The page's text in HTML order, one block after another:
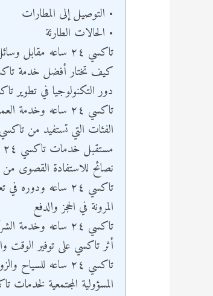
• التوصيل إلى المطارات
• الحالات الطارئة
تاكسي ٢٤ ساعه مقابل وسائل النقل الأخرى
كيف تختار أفضل خدمة تاكسي ٢٤
دور التكنولوجيا في تطوير تاكسي ٢٤
تاكسي ٢٤ ساعه وخدمة العملاء
الفئات التي تستفيد من تاكسي ٢٤ ساعه
مستقبل خدمات تاكسي ٢٤ ساعه
نصائح للاستفادة القصوى من
تاكسي ٢٤ ساعه ودوره في تعزيز الأمان الشخصي
المرونة في الحجز والدفع
تاكسي ٢٤ ساعه وخدمة الشركات
أثر تاكسي على توفير الوقت
تاكسي ٢٤ ساعه للسياح والزوار
المسؤولية المجتمعية لخدمات تاكسي